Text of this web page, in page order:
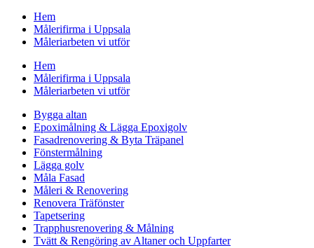
Hem
Målerifirma i Uppsala
Måleriarbeten vi utför
Hem
Målerifirma i Uppsala
Måleriarbeten vi utför
Bygga altan
Epoximålning & Lägga Epoxigolv
Fasadrenovering & Byta Träpanel
Fönstermålning
Lägga golv
Måla Fasad
Måleri & Renovering
Renovera Träfönster
Tapetsering
Trapphusrenovering & Målning
Tvätt & Rengöring av Altaner och Uppfarter